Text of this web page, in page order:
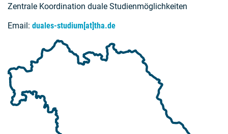
Zentrale Koordination duale Studienmöglichkeiten
Email: duales-studium[at]tha.de